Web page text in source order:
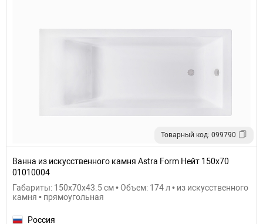
Товарный код: 099790
Ванна из искусственного камня Astra Form Нейт 150х70
01010004
Габариты: 150x70x43.5 см • Объем: 174 л • из искусственного
камня • прямоугольная
Россия